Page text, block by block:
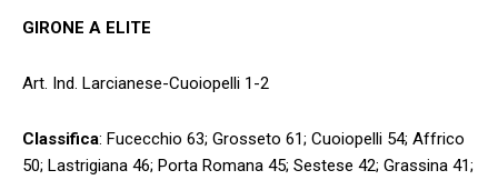
GIRONE A ELITE
Art. Ind. Larcianese-Cuoiopelli 1-2
Classifica: Fucecchio 63; Grosseto 61; Cuoiopelli 54; Affrico
50; Lastrigiana 46; Porta Romana 45; Sestese 42; Grassina 41;